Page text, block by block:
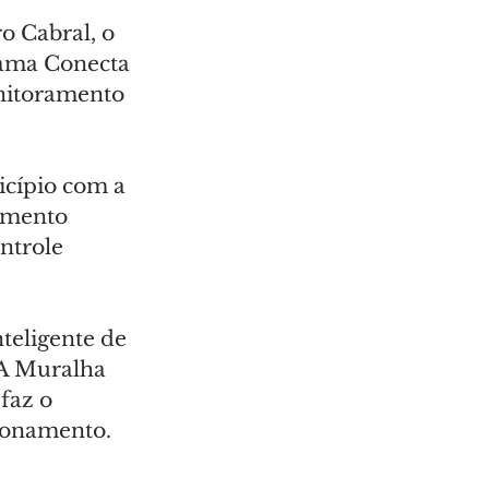
Cabral, o
Conecta
com a
de
Muralha
o